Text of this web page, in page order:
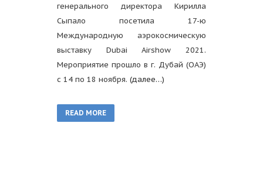
генерального директора Кирилла
Сыпало посетила 17-ю
Международную аэрокосмическую
выставку Dubai Airshow 2021.
Мероприятие прошло в г. Дубай (ОАЭ)
с 14 по 18 ноября. (далее…)
READ MORE